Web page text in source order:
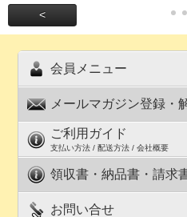
<
会員メニュー
メールマガジン登録・
ご利用ガイド
支払い方法 / 配送方法 / 会社概要
領収書・納品書・請求
お問い合せ